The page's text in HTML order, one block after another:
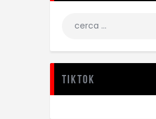
TikTok